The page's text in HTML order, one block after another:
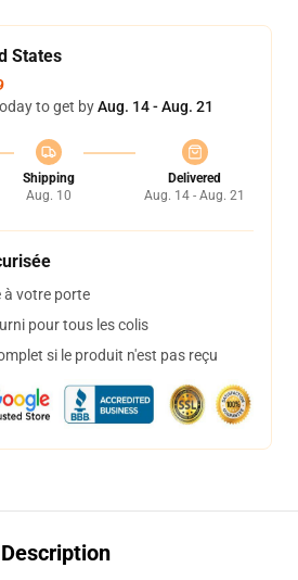
States
to get byAug. 14 - Aug. 21
Shipping
Aug. 10
Delivered
Aug. 14 - Aug. 21
à votre porte
pour tous les colis
si le produit n'est pas reçu
Description